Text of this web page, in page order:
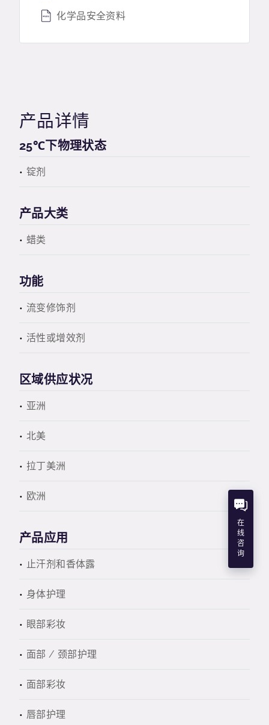
化学品安全资料
产品详情
25℃下物理状态
锭剂
产品大类
蜡类
功能
流变修饰剂
活性或增效剂
区域供应状况
亚洲
北美
拉丁美洲
欧洲
产品应用
止汗剂和香体露
身体护理
眼部彩妆
面部 / 颈部护理
面部彩妆
唇部护理
在
线
咨
询